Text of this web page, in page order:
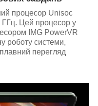
процесор Unisoc
ГГц. Цей процесор у
IMG PowerVR
роботу системи,
перегляд